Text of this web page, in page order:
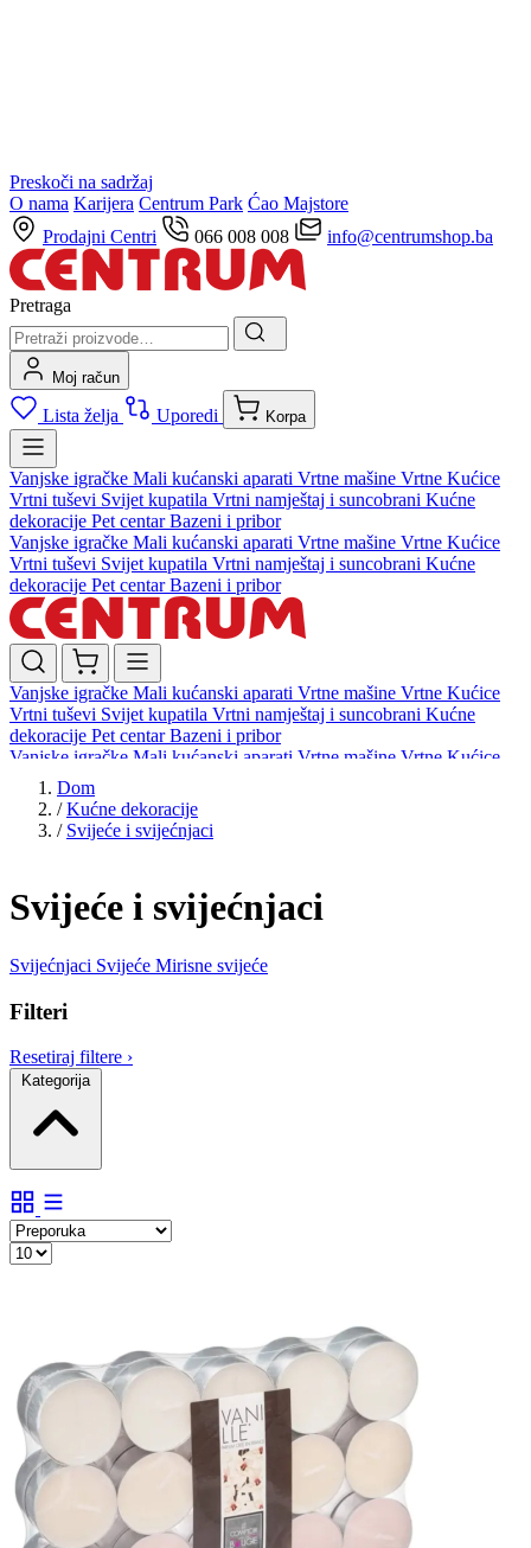
Preskoči na sadržaj
O nama Karijera Centrum Park Ćao Majstore
Prodajni Centri
066 008 008 info@centrumshop.ba
Pretraga
Moj račun
Lista želja Uporedi Korpa
Vanjske igračke Mali kućanski aparati Vrtne mašine Vrtne Kućice
Vrtni tuševi Svijet kupatila Vrtni namještaj i suncobrani Kućne
dekoracije Pet centarBazeni i pribor
Vanjske igračke Mali kućanski aparati Vrtne mašine Vrtne Kućice
Vrtni tuševi Svijet kupatila Vrtni namještaj i suncobrani Kućne
dekoracije Pet centarBazeni i pribor
Vanjske igračke Mali kućanski aparati Vrtne mašine Vrtne Kućice
Vrtni tuševi Svijet kupatila Vrtni namještaj i suncobrani Kućne
dekoracije Pet centarBazeni i pribor
Vanjske igračke Mali kućanski aparati Vrtne mašine Vrtne Kućice
Vrtni tuševi
dekoracijePet centar Bazeni i pribor
Dom
/ Kućne dekoracije
/ Svijeće i svijećnjaci
Svijeće i svijećnjaci
Svijećnjaci Svijeće Mirisne svijeće
Filteri
Resetiraj filtere ›
Kategorija